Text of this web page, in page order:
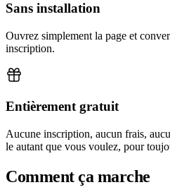
Sans installation
Ouvrez simplement la page et
inscription.
Entièrement gratuit
Aucune inscription, aucun frais,
le autant que vous voulez, pour
Comment ça marche